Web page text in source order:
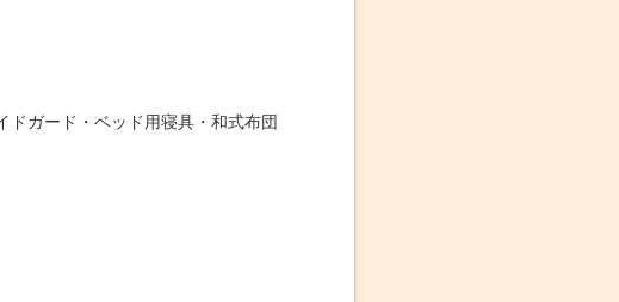
ドガード・ベッド用寝具・和式布団